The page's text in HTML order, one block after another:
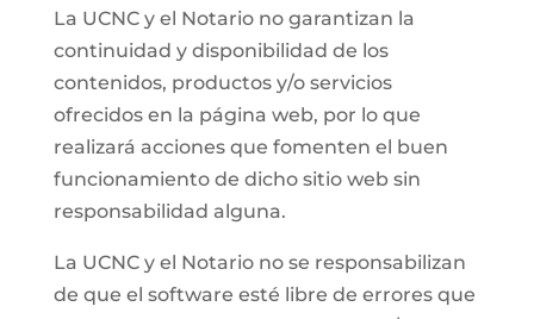
La UCNC y el Notario no garantizan la
continuidad y disponibilidad de los
contenidos, productos y/o servicios
ofrecidos en la página web, por lo que
realizará acciones que fomenten el buen
funcionamiento de dicho sitio web sin
responsabilidad alguna.
La UCNC y el Notario no se responsabilizan
de que el software esté libre de errores que